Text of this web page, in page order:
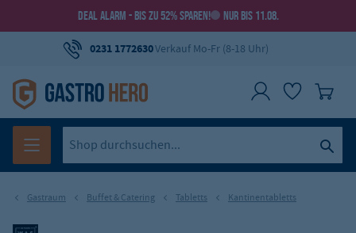
DEAL ALARM - BIS ZU 52% SPAREN! NUR BIS 11.08.
0231 1772630Verkauf Mo-Fr (8-18 Uhr)
Gastraum Buffet & Catering Tabletts Kantinentabletts